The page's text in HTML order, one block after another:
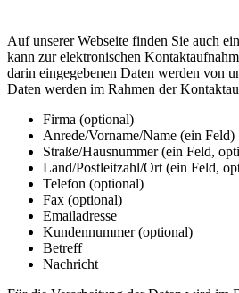
Auf unserer Webseite finden Sie auch
kann zur elektronischen
darin eingegebenen Daten werden von
Daten werden im Rahmen der
Firma (optional)
Anrede/Vorname/Name (ein Feld)
Straße/Hausnummer (ein Feld,
Land/Postleitzahl/Ort (ein Feld,
Telefon (optional)
Fax (optional)
Emailadresse
Kundennummer (optional)
Betreff
Nachricht